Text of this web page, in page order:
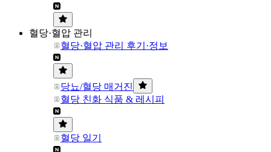
혈당·혈압 관리
혈당·혈압 관리 후기·정보
당뇨/혈당 매거진
혈당 친화 식품 & 레시피
혈당 일기